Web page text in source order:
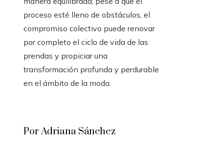
proceso esté lleno de obstáculos, el
compromiso colectivo puede renovar
por completo el ciclo de vida de las
prendas y propiciar una
transformación profunda y perdurable
en el ámbito de la moda.
Por Adriana Sánchez